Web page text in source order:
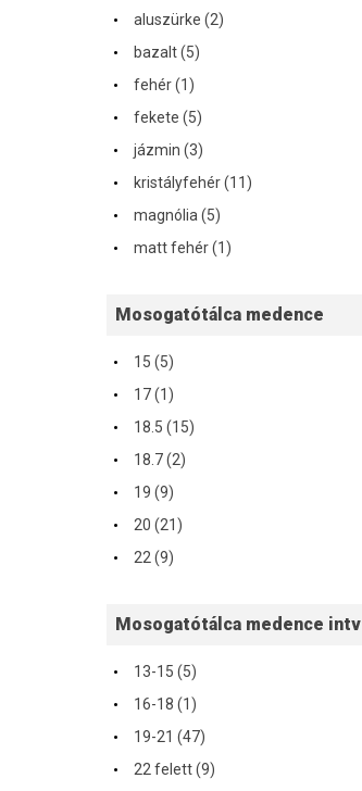
aluszürke (2)
·
bazalt (5)
·
fehér (1)
·
fekete (5)
·
jázmin (3)
·
kristályfehér (11)
·
magnólia (5)
·
matt fehér (1)
·
Mosogatótálca medence
15 (5)
·
17 (1)
·
18.5 (15)
·
18.7 (2)
·
19 (9)
·
20 (21)
·
22 (9)
·
Mosogatótálca medence intv
13-15 (5)
·
16-18 (1)
·
19-21 (47)
·
22 felett (9)
·